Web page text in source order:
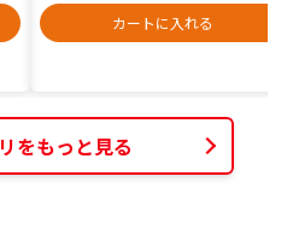
カートに入れる
をもっと見る